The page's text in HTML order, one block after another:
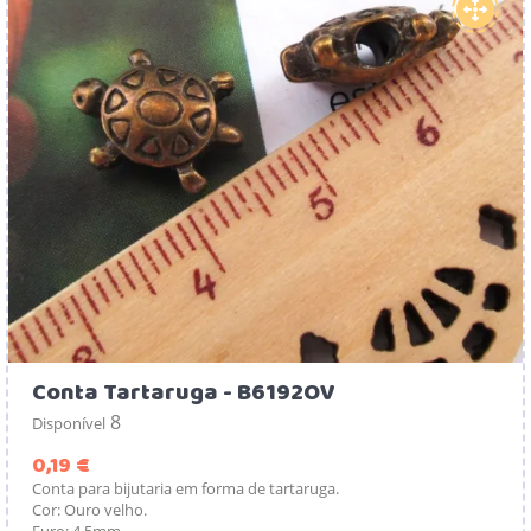
Conta Tartaruga - B6192OV
Disponível 8
0,19 €
Conta para bijutaria em forma de tartaruga.
Cor: Ouro velho.